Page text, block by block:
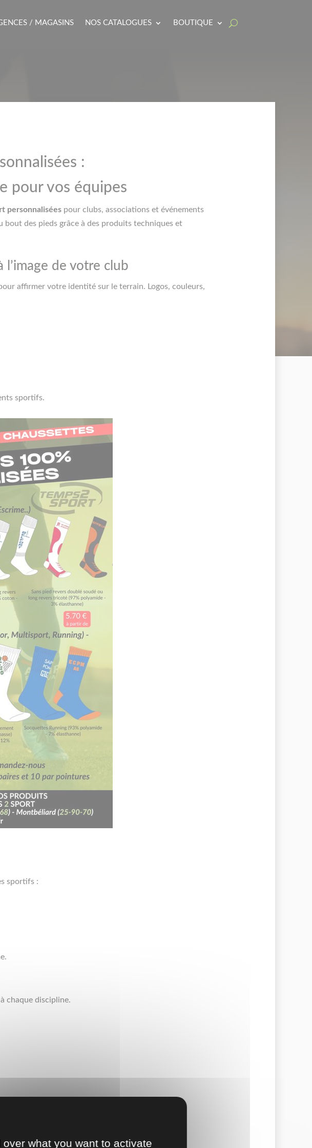
/ MAGASINS NOS CATALOGUES BOUTIQUE
:
pour vos équipes
personnalisées pour clubs, associations et événements
des pieds grâce à des produits techniques et
l’image de votre club
affirmer votre identité sur le terrain. Logos, couleurs,
sportifs.
sportifs :
chaque discipline.
what you want to activate